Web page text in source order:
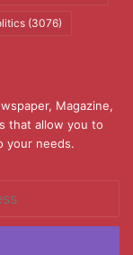
(3076)
Magazine,
that allow you to
your needs.